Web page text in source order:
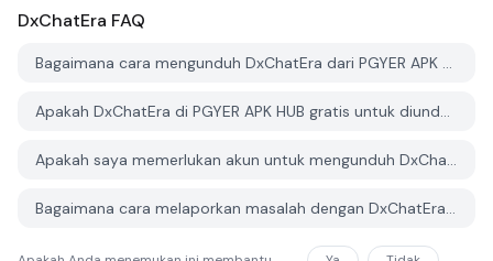
DxChatEra FAQ
Bagaimana cara mengunduh DxChatEra dari PGYER APK HUB?
Apakah DxChatEra di PGYER APK HUB gratis untuk diunduh?
Apakah saya memerlukan akun untuk mengunduh DxChatEra dari PGYER APK HUB?
Bagaimana cara melaporkan masalah dengan DxChatEra di PGYER APK HUB?